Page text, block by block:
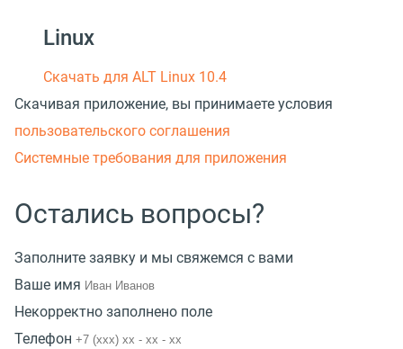
Linux
Скачать для ALT Linux 10.4
Скачивая приложение, вы принимаете условия
пользовательского соглашения
Системные требования для приложения
Остались вопросы?
Заполните заявку и мы свяжемся с вами
Ваше имя
Некорректно заполнено поле
Телефон